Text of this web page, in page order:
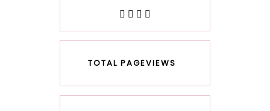
TOTAL PAGEVIEWS